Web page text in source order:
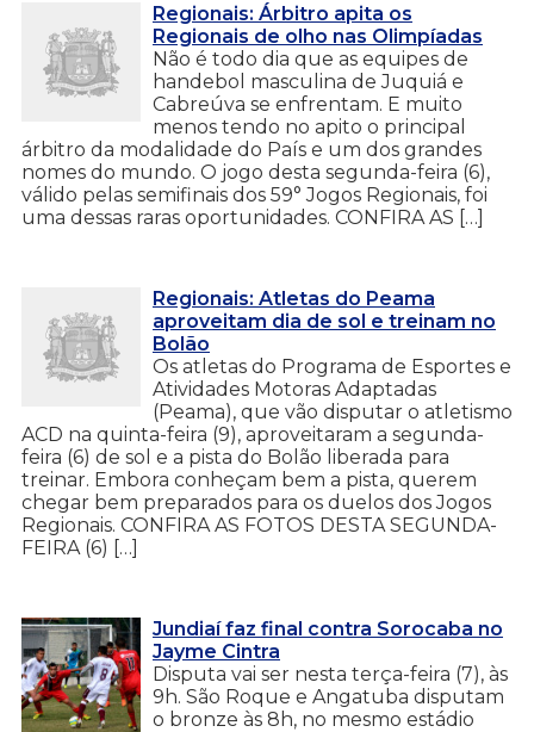
Regionais: Árbitro apita os
Regionais de olho nas Olimpíadas
Não é todo dia que as equipes de
handebol masculina de Juquiá e
Cabreúva se enfrentam. E muito
menos tendo no apito o principal
árbitro da modalidade do País e um dos grandes
nomes do mundo. O jogo desta segunda-feira (6),
válido pelas semifinais dos 59° Jogos Regionais, foi
uma dessas raras oportunidades. CONFIRA AS […]
Regionais: Atletas do Peama
aproveitam dia de sol e treinam no
Bolão
Os atletas do Programa de Esportes e
Atividades Motoras Adaptadas
(Peama), que vão disputar o atletismo
ACD na quinta-feira (9), aproveitaram a segunda-
feira (6) de sol e a pista do Bolão liberada para
treinar. Embora conheçam bem a pista, querem
chegar bem preparados para os duelos dos Jogos
Regionais. CONFIRA AS FOTOS DESTA SEGUNDA-
FEIRA (6) […]
Jundiaí faz final contra Sorocaba no
Jayme Cintra
Disputa vai ser nesta terça-feira (7), às
9h. São Roque e Angatuba disputam
o bronze às 8h, no mesmo estádio